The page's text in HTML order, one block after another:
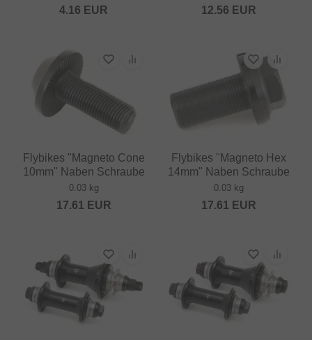
4.16 EUR 12.56 EUR
Flybikes "Magneto Cone
10mm" Naben Schraube
0.03 kg
17.61 EUR
Flybikes "Magneto Hex
14mm" Naben Schraube
0.03 kg
17.61 EUR